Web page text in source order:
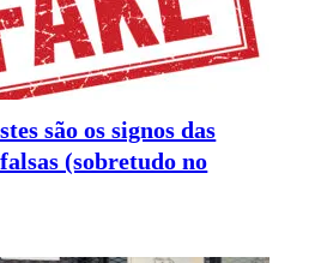
são os signos das
(sobretudo no